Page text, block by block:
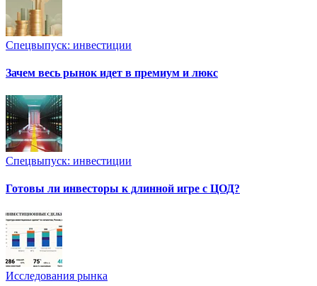
Спецвыпуск: инвестиции
Зачем весь рынок идет в премиум и люкс
Спецвыпуск: инвестиции
Готовы ли инвесторы к длинной игре с ЦОД?
Исследования рынка